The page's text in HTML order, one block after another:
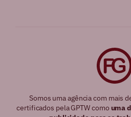
Somos uma agência com mais
certificados pela GPTW como uma